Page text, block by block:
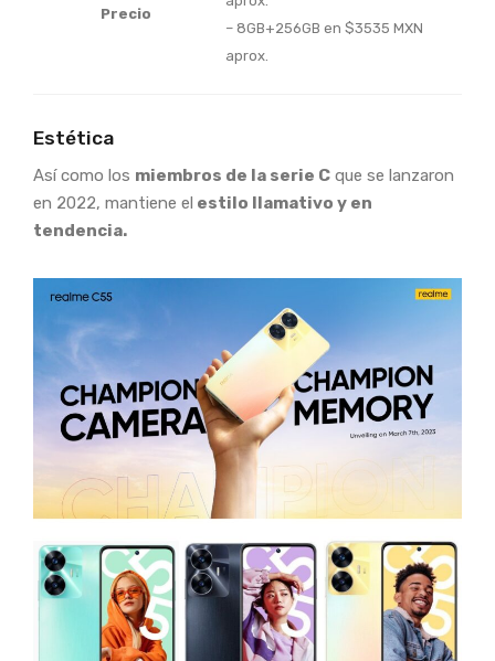
Precio
– 8GB+256GB en $3535 MXN
aprox.
Estética
Así como los miembros de la serie C que se lanzaron
en 2022, mantiene el estilo llamativo y en
tendencia.